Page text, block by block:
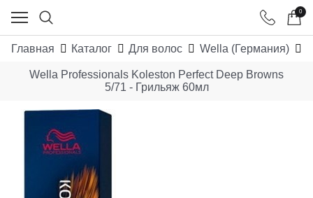
0
Главная Каталог Для волос Wella (Германия)
Wella Professionals Koleston Perfect Deep Browns
5/71 - Грильяж 60мл